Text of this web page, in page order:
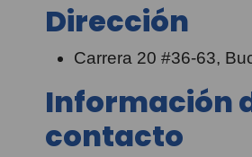
Dirección
Carrera 20 #36-63,
Información
contacto